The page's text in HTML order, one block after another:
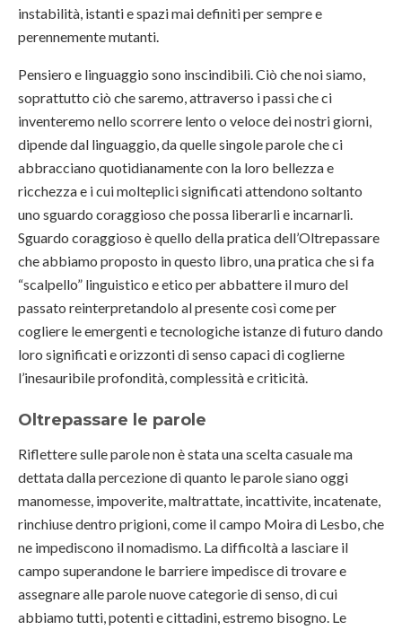
instabilità, istanti e spazi mai definiti per sempre e
perennemente mutanti.
Pensiero e linguaggio sono inscindibili. Ciò che noi siamo,
soprattutto ciò che saremo, attraverso i passi che ci
inventeremo nello scorrere lento o veloce dei nostri giorni,
dipende dal linguaggio, da quelle singole parole che ci
abbracciano quotidianamente con la loro bellezza e
ricchezza e i cui molteplici significati attendono soltanto
uno sguardo coraggioso che possa liberarli e incarnarli.
Sguardo coraggioso è quello della pratica dell’Oltrepassare
che abbiamo proposto in questo libro, una pratica che si fa
“scalpello” linguistico e etico per abbattere il muro del
passato reinterpretandolo al presente così come per
cogliere le emergenti e tecnologiche istanze di futuro dando
loro significati e orizzonti di senso capaci di coglierne
l’inesauribile profondità, complessità e criticità.
Oltrepassare le parole
Riflettere sulle parole non è stata una scelta casuale ma
dettata dalla percezione di quanto le parole siano oggi
manomesse, impoverite, maltrattate, incattivite, incatenate,
rinchiuse dentro prigioni, come il campo Moira di Lesbo, che
ne impediscono il nomadismo. La difficoltà a lasciare il
campo superandone le barriere impedisce di trovare e
assegnare alle parole nuove categorie di senso, di cui
abbiamo tutti, potenti e cittadini, estremo bisogno. Le